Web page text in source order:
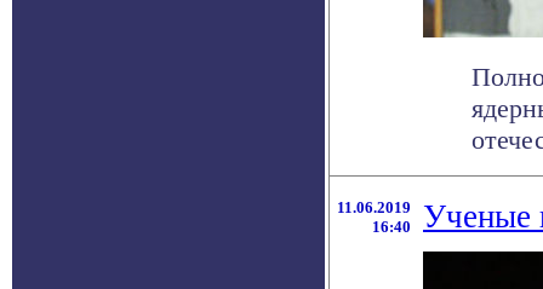
11.06.2019
16:40
Ученые